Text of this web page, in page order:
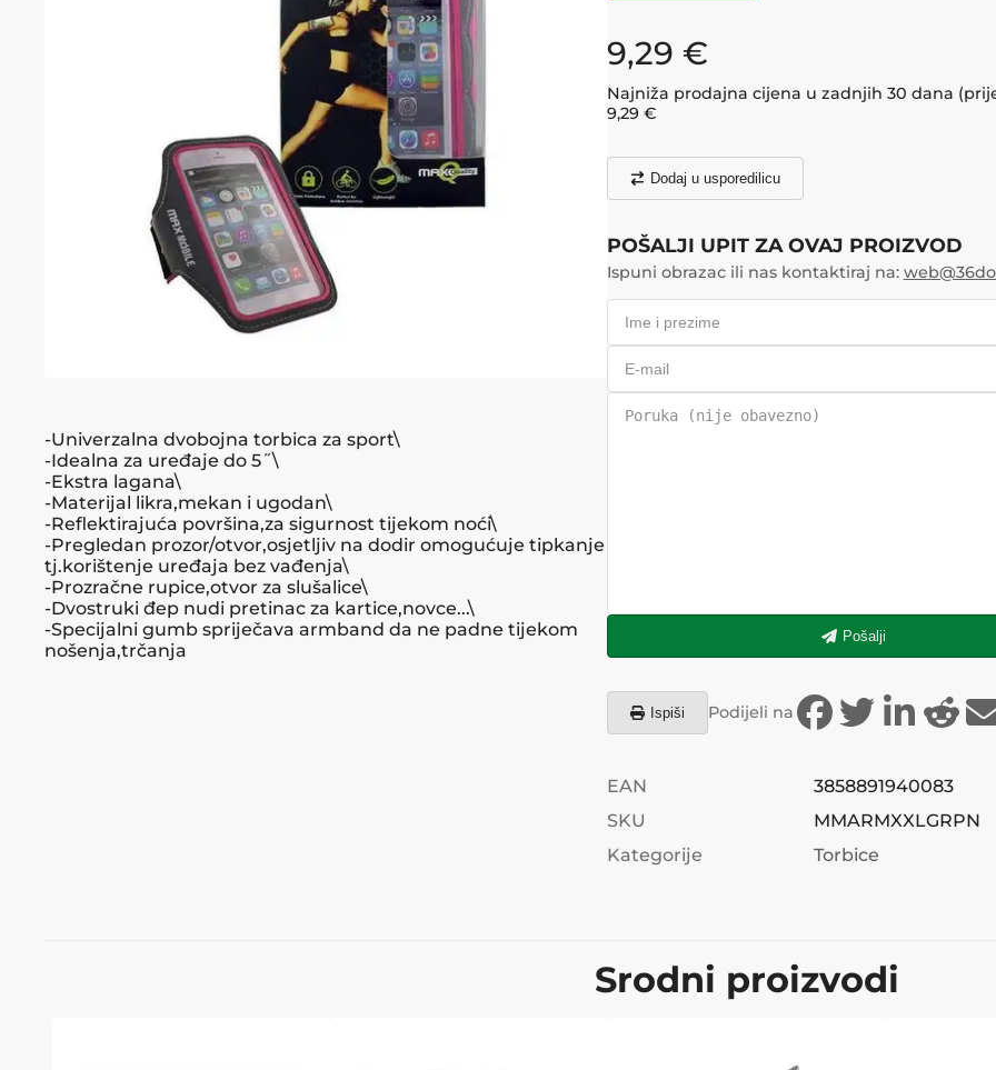
-Univerzalna dvobojna torbica za sport\
-Idealna za uređaje do 5˝\
-Ekstra lagana\
-Materijal likra,mekan i ugodan\
-Reflektirajuća površina,za sigurnost tijekom noći\
-Pregledan prozor/otvor,osjetljiv na dodir omogućuje tipkanje
tj.korištenje uređaja bez vađenja\
-Prozračne rupice,otvor za slušalice\
-Dvostruki đep nudi pretinac za kartice,novce...\
-Specijalni gumb spriječava armband da ne padne tijekom
nošenja,trčanja
9,29 €
Najniža prodajna cijena u zadnjih 30 dana
9,29 €
Dodaj u usporedilicu
POŠALJI UPIT ZA OVAJ PROIZVOD
Ispuni obrazac ili nas kontaktiraj na:
Pošalji
Ispiši Podijeli na
EAN
3858891940083
SKU
MMARMXXLGRPN
Kategorije
Torbice
Srodni proizvodi